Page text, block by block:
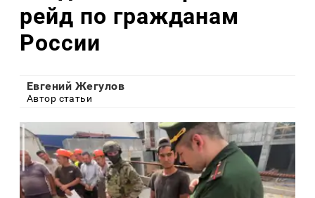
рейд по гражданам
России
Евгений Жегулов
Автор статьи